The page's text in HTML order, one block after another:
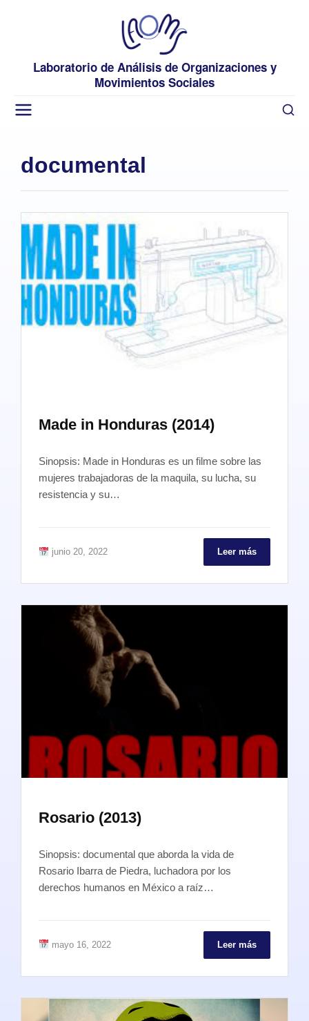
Laboratorio de Análisis de Organizaciones y
Movimientos Sociales
documental
Made in Honduras (2014)
Sinopsis: Made in Honduras es un filme sobre las
mujeres trabajadoras de la maquila, su lucha, su
resistencia y su…
junio 20, 2022 Leer más
Rosario (2013)
Sinopsis: documental que aborda la vida de
Rosario Ibarra de Piedra, luchadora por los
derechos humanos en México a raíz…
mayo 16, 2022 Leer más